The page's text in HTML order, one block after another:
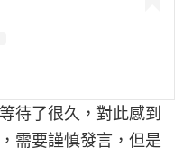
待了很久，對此感到
需要謹慎發言，但是